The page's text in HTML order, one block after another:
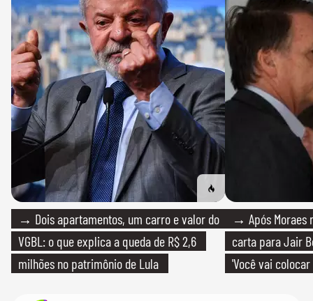
→ Dois apartamentos, um carro e valor do
VGBL: o que explica a queda de R$ 2,6
milhões no patrimônio de Lula
→ Após Moraes
carta para Jair
'Você vai